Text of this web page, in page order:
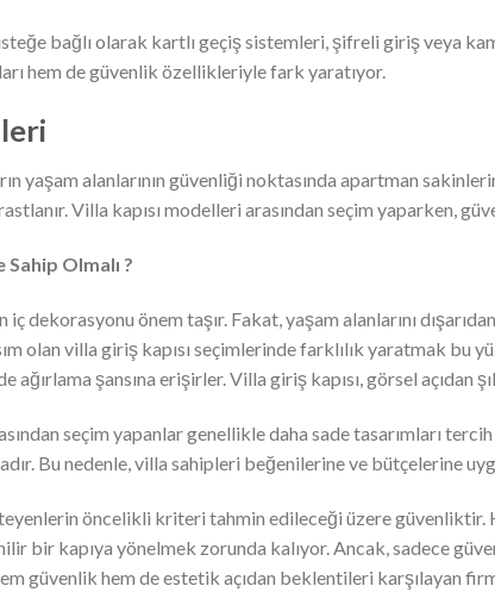
isteğe bağlı olarak kartlı geçiş sistemleri, şifreli giriş veya
hem de güvenlik özellikleriyle fark yaratıyor.
yaşam alanlarının güvenliği noktasında apartman
Villa kapısı modelleri arasından seçim yaparken,
Olmalı ?
iç dekorasyonu önem taşır. Fakat, yaşam alanlarını
olan villa giriş kapısı seçimlerinde farklılık yaratmak bu
şansına erişirler. Villa giriş kapısı, görsel açıdan
seçim yapanlar genellikle daha sade tasarımları
Bu nedenle, villa sahipleri beğenilerine ve bütçelerine
öncelikli kriteri tahmin edileceği üzere güvenliktir.
bir kapıya yönelmek zorunda kalıyor. Ancak, sadece
güvenlik hem de estetik açıdan beklentileri karşılayan